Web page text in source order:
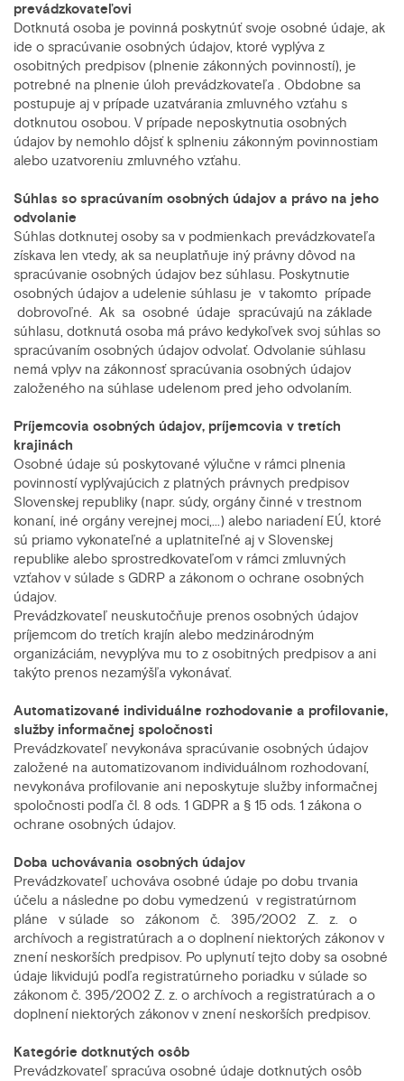
prevádzkovateľovi
Dotknutá osoba je povinná poskytnúť svoje osobné údaje, ak
ide o spracúvanie osobných údajov, ktoré vyplýva z
osobitných predpisov (plnenie zákonných povinností), je
potrebné na plnenie úloh prevádzkovateľa . Obdobne sa
postupuje aj v prípade uzatvárania zmluvného vzťahu s
dotknutou osobou. V prípade neposkytnutia osobných
údajov by nemohlo dôjsť k splneniu zákonným povinnostiam
alebo uzatvoreniu zmluvného vzťahu.
Súhlas so spracúvaním osobných údajov a právo na jeho
odvolanie
Súhlas dotknutej osoby sa v podmienkach prevádzkovateľa
získava len vtedy, ak sa neuplatňuje iný právny dôvod na
spracúvanie osobných údajov bez súhlasu. Poskytnutie
osobných údajov a udelenie súhlasu je v takomto prípade
dobrovoľné. Ak sa osobné údaje spracúvajú na základe
súhlasu, dotknutá osoba má právo kedykoľvek svoj súhlas so
spracúvaním osobných údajov odvolať. Odvolanie súhlasu
nemá vplyv na zákonnosť spracúvania osobných údajov
založeného na súhlase udelenom pred jeho odvolaním.
Príjemcovia osobných údajov, príjemcovia v tretích
krajinách
Osobné údaje sú poskytované výlučne v rámci plnenia
povinností vyplývajúcich z platných právnych predpisov
Slovenskej republiky (napr. súdy, orgány činné v trestnom
konaní, iné orgány verejnej moci,...) alebo nariadení EÚ, ktoré
sú priamo vykonateľné a uplatniteľné aj v Slovenskej
republike alebo sprostredkovateľom v rámci zmluvných
vzťahov v súlade s GDRP a zákonom o ochrane osobných
údajov.
Prevádzkovateľ neuskutočňuje prenos osobných údajov
príjemcom do tretích krajín alebo medzinárodným
organizáciám, nevyplýva mu to z osobitných predpisov a ani
takýto prenos nezamýšľa vykonávať.
Automatizované individuálne rozhodovanie a profilovanie,
služby informačnej spoločnosti
Prevádzkovateľ nevykonáva spracúvanie osobných údajov
založené na automatizovanom individuálnom rozhodovaní,
nevykonáva profilovanie ani neposkytuje služby informačnej
spoločnosti podľa čl. 8 ods. 1 GDPR a § 15 ods. 1 zákona o
ochrane osobných údajov.
Doba uchovávania osobných údajov
Prevádzkovateľ uchováva osobné údaje po dobu trvania
účelu a následne po dobu vymedzenú v registratúrnom
pláne v súlade so zákonom č. 395/2002 Z. z. o
archívoch a registratúrach a o doplnení niektorých zákonov v
znení neskorších predpisov. Po uplynutí tejto doby sa osobné
údaje likvidujú podľa registratúrneho poriadku v súlade so
zákonom č. 395/2002 Z. z. o archívoch a registratúrach a o
doplnení niektorých zákonov v znení neskorších predpisov.
Kategórie dotknutých osôb
Prevádzkovateľ spracúva osobné údaje dotknutých osôb